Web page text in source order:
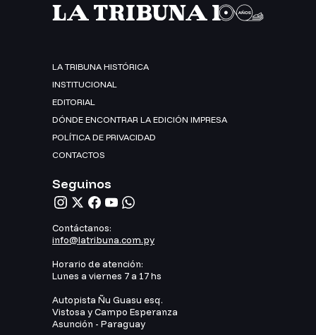
LA TRIBUNA HISTÓRICA
INSTITUCIONAL
EDITORIAL
DÓNDE ENCONTRAR LA EDICIÓN IMPRESA
POLÍTICA DE PRIVACIDAD
CONTACTOS
Seguinos
Contáctanos:
info@latribuna.com.py
Horario de atención:
Lunes a viernes 7 a 17 hs
Autopista Ñu Guasu esq.
Vistosa y Campo Esperanza
Asunción - Paraguay